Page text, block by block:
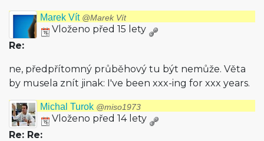
Marek Vít @Marek Vít
Vloženo před 15 lety
Re:
ne, předpřítomný průběhový tu být nemůže. Věta
by musela znít jinak: I've been xxx-ing for xxx years.
Michal Turok @miso1973
Vloženo před 14 lety
Re: Re: